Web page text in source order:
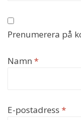
Prenumerera på
Namn *
E-postadress *